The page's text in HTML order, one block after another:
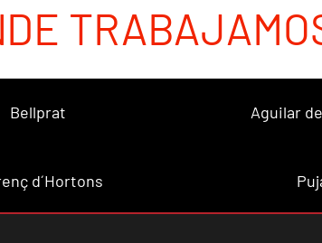
Bellprat Aguilar
d´Hortons